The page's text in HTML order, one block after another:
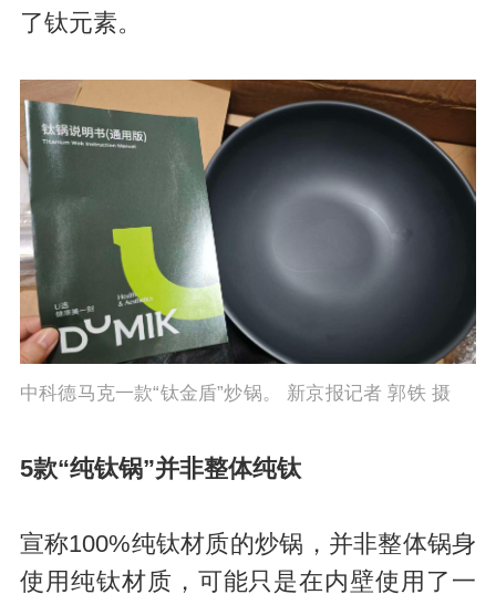
了钛元素。
中科德马克一款“钛金盾”炒锅。 新京报记者 郭铁 摄
5款“纯钛锅”并非整体纯钛
宣称100%纯钛材质的炒锅，并非整体锅身
使用纯钛材质，可能只是在内壁使用了一